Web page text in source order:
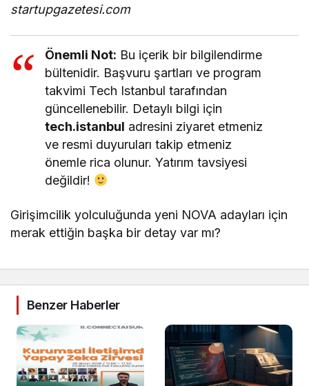
startupgazetesi.com
Önemli Not: Bu içerik bir bilgilendirme
bültenidir. Başvuru şartları ve program
takvimi Tech Istanbul tarafından
güncellenebilir. Detaylı bilgi için
tech.istanbul adresini ziyaret etmeniz
ve resmi duyuruları takip etmeniz
önemle rica olunur. Yatırım tavsiyesi
değildir!
Girişimcilik yolculuğunda yeni NOVA adayları için
merak ettiğin başka bir detay var mı?
Benzer Haberler